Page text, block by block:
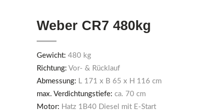
Weber CR7 480kg
Gewicht: 480 kg
Richtung: Vor- & Rücklauf
Abmessung: L 171 x B 65 x H 116 cm
max. Verdichtungstiefe: ca. 70 cm
Motor: Hatz 1B40 Diesel mit E-Start